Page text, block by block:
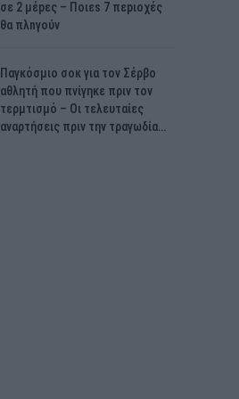
σε 2 μέpες – Ποιεs 7 πεpιοχές
θα πλnγούν
Παγκόσμιο σοκ για τον Σέρβο
αθλητή που πνίγηκε πριν τον
τερμτισμό – Οι τελευταίες
αναρτήσεις πριν την τραγωδία…